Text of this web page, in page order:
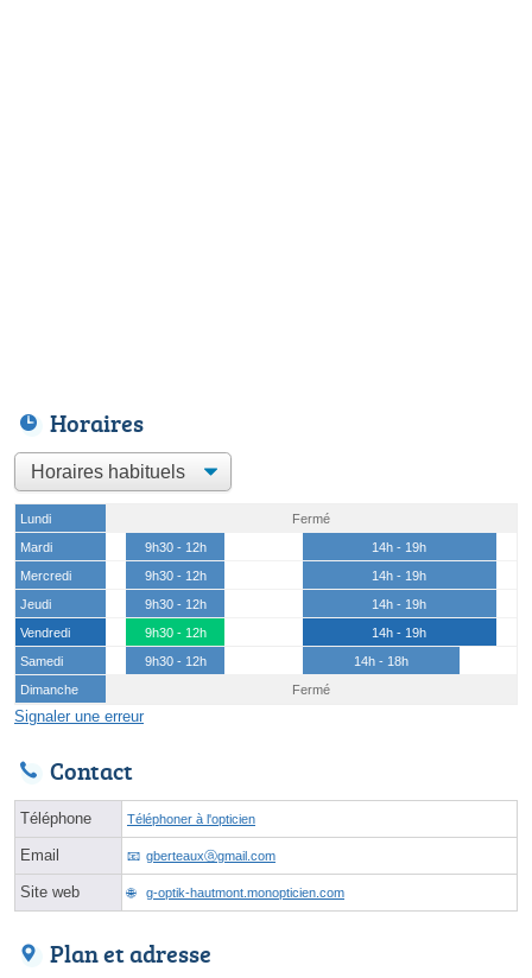
Horaires
Lundi
Fermé
Mardi
9h30 - 12h
14h - 19h
Mercredi
9h30 - 12h
14h - 19h
Jeudi
9h30 - 12h
14h - 19h
Vendredi
9h30 - 12h
14h - 19h
Samedi
9h30 - 12h
14h - 18h
Dimanche
Fermé
Signaler une erreur
Contact
Téléphone Téléphoner à l'opticien
Email gberteauxⓐgmail.com
Site web g-optik-hautmont.monopticien.com
Plan et adresse